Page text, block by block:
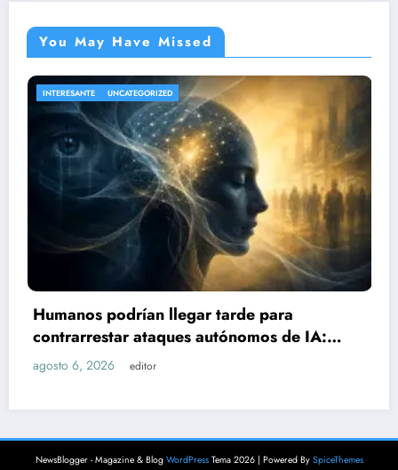
You May Have Missed
para
de IA:
NACIONAL UNCATEGORIZED
Sube a 21 el número de
explosión de pipa de gas en
agosto 6, 2026 editor
NewsBlogger - Magazine & BlogWordPressTema 2026 | Powered BySpiceThemes